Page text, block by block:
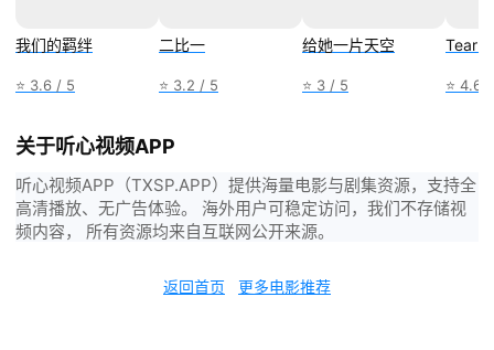
我们的羁绊
⭐ 3.6 / 5
二比一
⭐ 3.2 / 5
给她一片天空
⭐ 3 / 5
Tear
⭐ 4.6
关于听心视频APP
听心视频APP（TXSP.APP）提供海量电影与剧集资源，支持全
高清播放、无广告体验。 海外用户可稳定访问，我们不存储视
频内容， 所有资源均来自互联网公开来源。
返回首页 更多电影推荐